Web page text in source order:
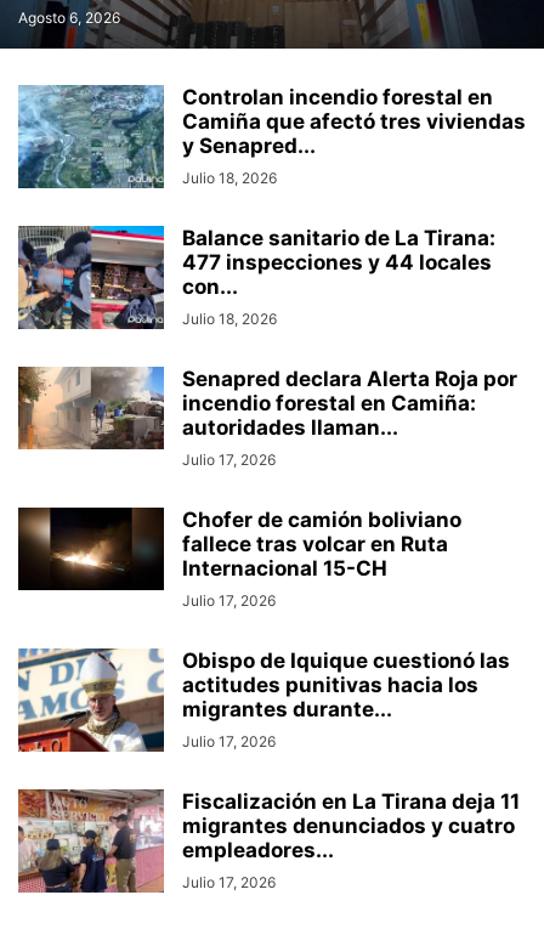
Agosto 6, 2026
Controlan incendio forestal en
Camiña que afectó tres viviendas
y Senapred...
Julio 18, 2026
Balance sanitario de La Tirana:
477 inspecciones y 44 locales
con...
Julio 18, 2026
Senapred declara Alerta Roja por
incendio forestal en Camiña:
autoridades llaman...
Julio 17, 2026
Chofer de camión boliviano
fallece tras volcar en Ruta
Internacional 15-CH
Julio 17, 2026
Obispo de Iquique cuestionó las
actitudes punitivas hacia los
migrantes durante...
Julio 17, 2026
Fiscalización en La Tirana deja 11
migrantes denunciados y cuatro
empleadores...
Julio 17, 2026